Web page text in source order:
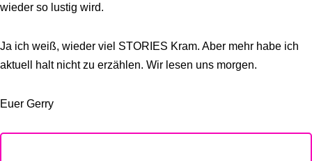
wieder so lustig wird.
Ja ich weiß, wieder viel STORIES Kram. Aber mehr habe ich
aktuell halt nicht zu erzählen. Wir lesen uns morgen.
Euer Gerry